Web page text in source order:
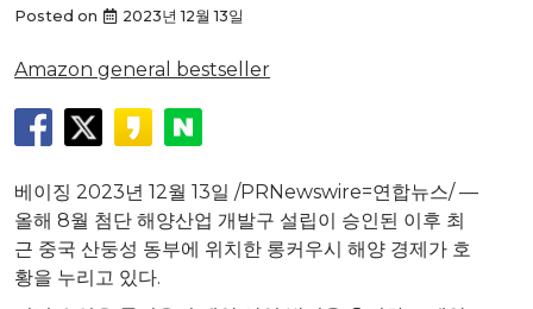
Posted on 2023년 12월 13일
Amazon general bestseller
베이징 2023년 12월 13일 /PRNewswire=연합뉴스/ —
올해 8월 첨단 해양산업 개발구 설립이 승인된 이후 최
근 중국 산둥성 동부에 위치한 롱커우시 해양 경제가 호
황을 누리고 있다.